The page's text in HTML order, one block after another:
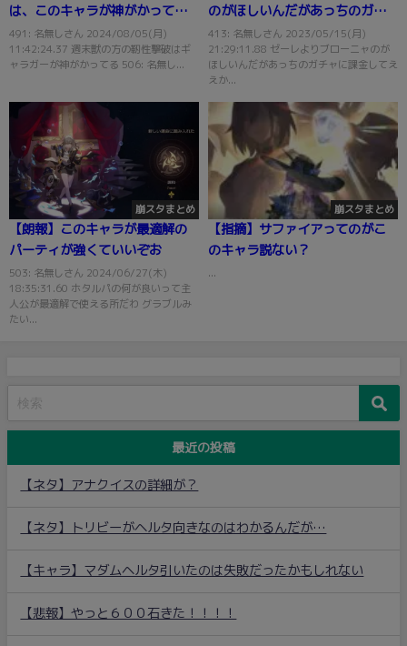
は、このキャラが神がかってる
ｗｗｗ
491: 名無しさん 2024/08/05(月)
11:42:24.37 週末獣の方の靭性撃破はギ
ャラガーが神がかってる 506: 名無し...
のがほしいんだがあっちのガチ
ャに課金していい？
413: 名無しさん 2023/05/15(月)
21:29:11.88 ゼーレよりブローニャのが
ほしいんだがあっちのガチャに課金してえ
えか...
崩スタまとめ
【朗報】このキャラが最適解の
パーティが強くていいぞお
503: 名無しさん 2024/06/27(木)
18:35:31.60 ホタルパの何が良いって主
人公が最適解で使える所だわ グラブルみ
たい...
崩スタまとめ
【指摘】サファイアってのがこ
のキャラ説ない？
...
最近の投稿
【ネタ】アナクイスの詳細が？
【ネタ】トリビーがヘルタ向きなのはわかるんだが…
【キャラ】マダムヘルタ引いたのは失敗だったかもしれない
【悲報】やっと６００石きた！！！！